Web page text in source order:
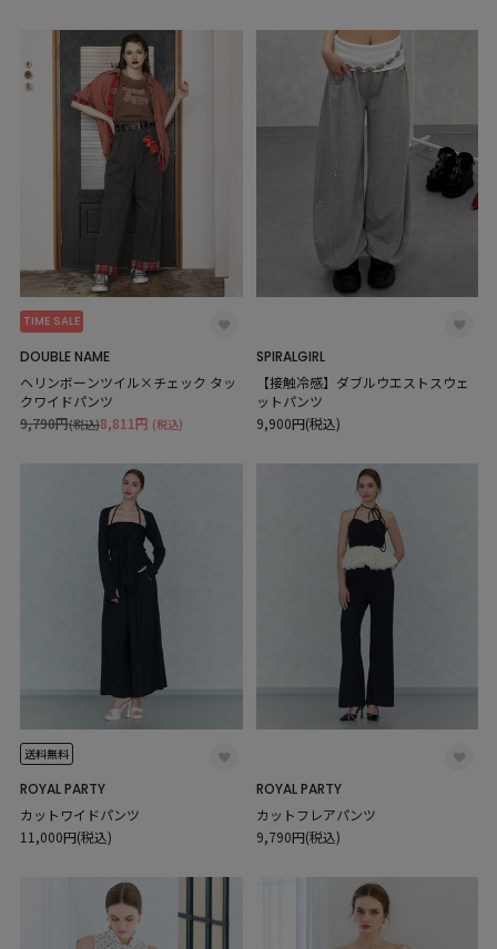
TIME SALE
DOUBLE NAME
ヘリンボーンツイル×チェック タッ
クワイドパンツ
8,811円 (税込)
9,790円(税込)
SPIRALGIRL
【接触冷感】ダブルウエストスウェ
ットパンツ
9,900円(税込)
送料無料
ROYAL PARTY
カットワイドパンツ
11,000円(税込)
ROYAL PARTY
カットフレアパンツ
9,790円(税込)